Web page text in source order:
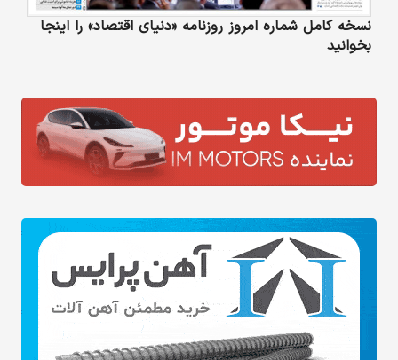
نسخه کامل شماره امروز روزنامه «دنیای‌ اقتصاد» را اینجا
بخوانید